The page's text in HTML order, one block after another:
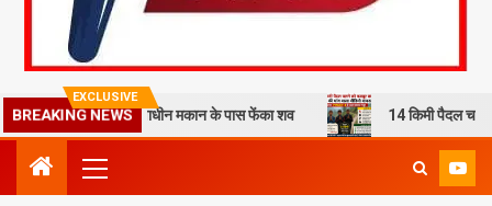
EXCLUSIVE
BREAKING NEWS
कर निर्माणाधीन मकान के पास फेंका शव 14 किमी पैदल चलने को मजबूर